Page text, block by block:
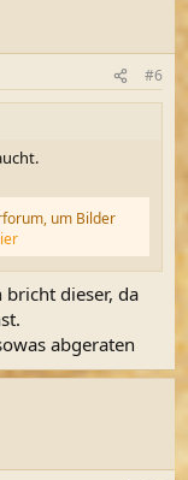
#6
um Bilder
dieser, da
abgeraten